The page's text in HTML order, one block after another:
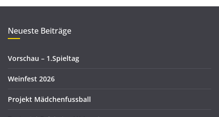
h
v
r
i
n
Neueste Beiträge
Vorschau – 1.Spieltag
Weinfest 2026
Projekt Mädchenfussball